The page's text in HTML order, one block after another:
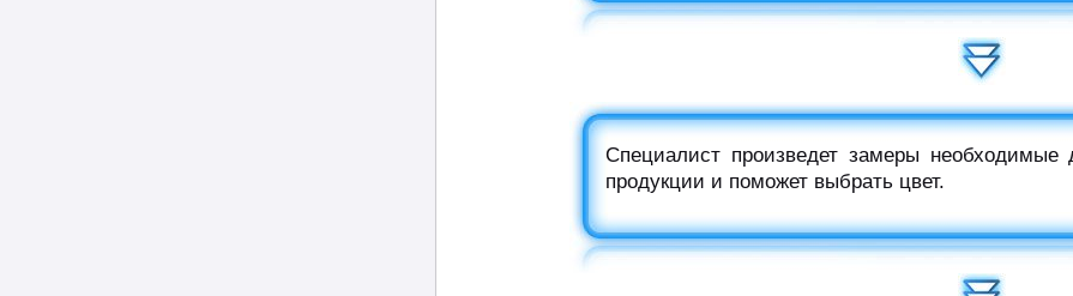
Специалист произведет замеры необходимые
продукции и поможет выбрать цвет.